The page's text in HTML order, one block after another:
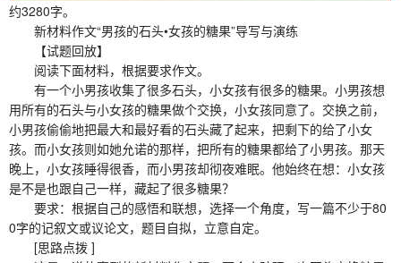
约3280字。
新材料作文“男孩的石头•女孩的糖果”导写与演练
【试题回放】
阅读下面材料，根据要求作文。
有一个小男孩收集了很多石头，小女孩有很多的糖果。小男孩想
用所有的石头与小女孩的糖果做个交换，小女孩同意了。交换之前，
小男孩偷偷地把最大和最好看的石头藏了起来，把剩下的给了小女
孩。而小女孩则如她允诺的那样，把所有的糖果都给了小男孩。那天
晚上，小女孩睡得很香，而小男孩却彻夜难眠。他始终在想：小女孩
是不是也跟自己一样，藏起了很多糖果？
要求：根据自己的感悟和联想，选择一个角度，写一篇不少于80
0字的记叙文或议论文，题目自拟，立意自定。
[思路点拨 ]